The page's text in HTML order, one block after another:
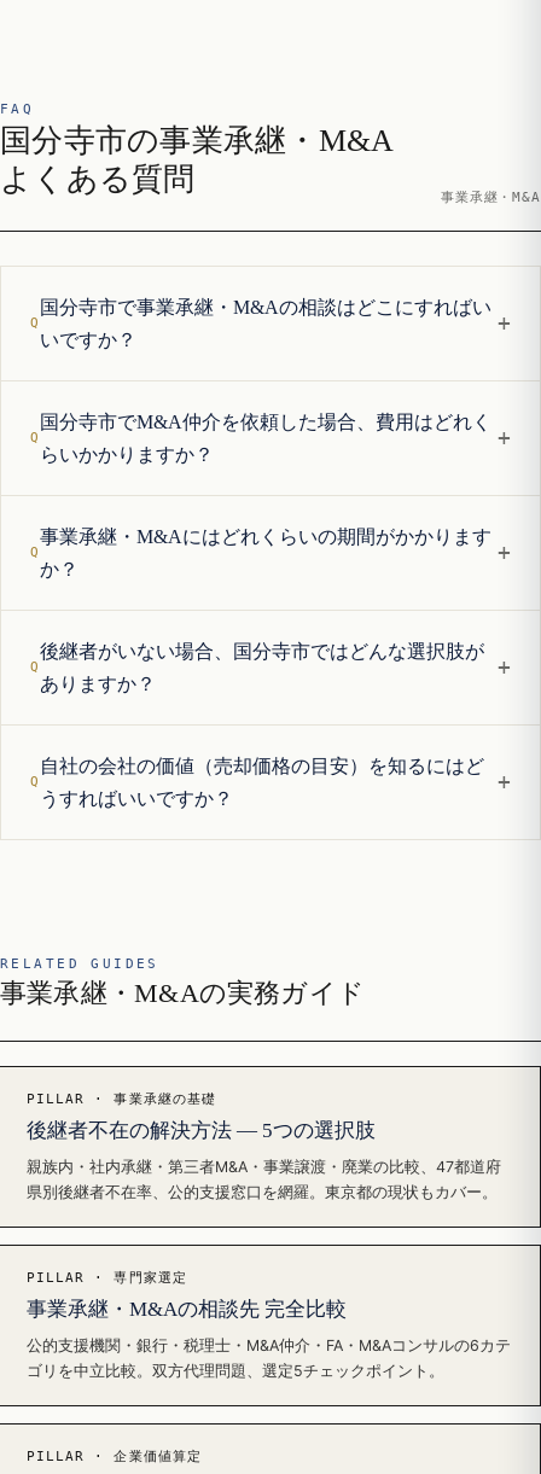
FAQ
国分寺市の事業承継・M&A
よくある質問
事業承継・M&A
国分寺市で事業承継・M&Aの相談はどこにすればい
いですか？
+
国分寺市でM&A仲介を依頼した場合、費用はどれく
らいかかりますか？
+
事業承継・M&Aにはどれくらいの期間がかかります
か？
+
後継者がいない場合、国分寺市ではどんな選択肢が
ありますか？
+
自社の会社の価値（売却価格の目安）を知るにはど
うすればいいですか？
+
RELATED GUIDES
事業承継・M&Aの実務ガイド
PILLAR · 事業承継の基礎
後継者不在の解決方法 — 5つの選択肢
親族内・社内承継・第三者M&A・事業譲渡・廃業の比較、47都道府
県別後継者不在率、公的支援窓口を網羅。東京都の現状もカバー。
PILLAR · 専門家選定
事業承継・M&Aの相談先 完全比較
公的支援機関・銀行・税理士・M&A仲介・FA・M&Aコンサルの6カテ
ゴリを中立比較。双方代理問題、選定5チェックポイント。
PILLAR · 企業価値算定